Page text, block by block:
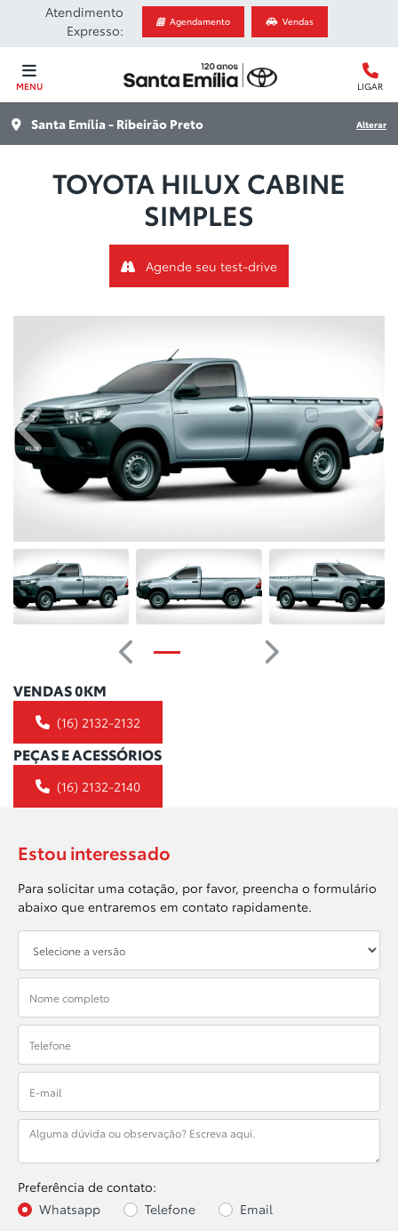
Atendimento
Expresso:
Agendamento Vendas
MENU LIGAR
Santa Emília - Ribeirão Preto Alterar
TOYOTA HILUX CABINE
SIMPLES
Agende seu test-drive
Estou interessado
Para solicitar uma cotação, por favor, preencha o formulário
abaixo que entraremos em contato rapidamente.
Preferência de contato:
Whatsapp
Telefone Email
Anterior
Anterior
Próximo
VENDAS 0KM
(16) 2132-2132
PEÇAS E ACESSÓRIOS
(16) 2132-2140